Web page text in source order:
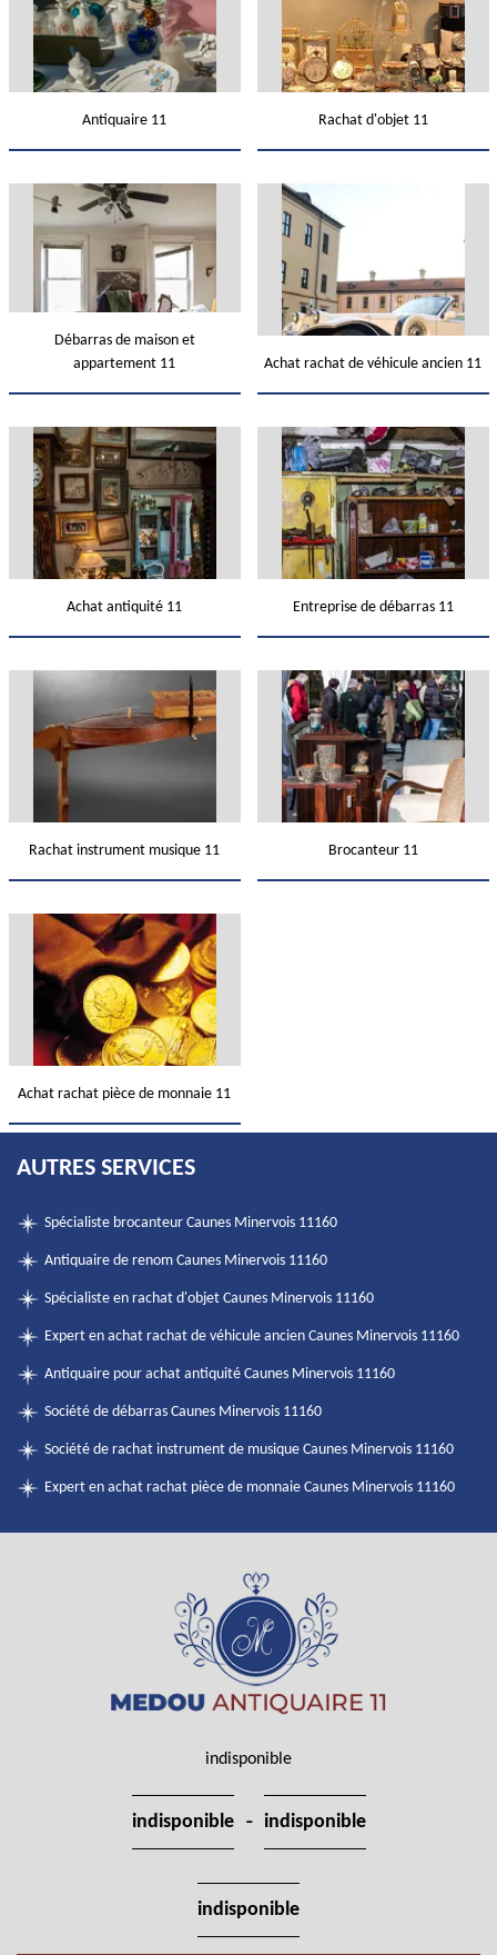
Antiquaire 11 Rachat d'objet 11
Débarras de maison et
appartement 11
Achat rachat de véhicule ancien 11
Achat antiquité 11 Entreprise de débarras 11
Rachat instrument musique 11 Brocanteur 11
Achat rachat pièce de monnaie 11
AUTRES SERVICES
Spécialiste brocanteur Caunes Minervois 11160
Antiquaire de renom Caunes Minervois 11160
Spécialiste en rachat d'objet Caunes Minervois 11160
Expert en achat rachat de véhicule ancien Caunes Minervois 11160
Antiquaire pour achat antiquité Caunes Minervois 11160
Société de débarras Caunes Minervois 11160
Société de rachat instrument de musique Caunes Minervois 11160
Expert en achat rachat pièce de monnaie Caunes Minervois 11160
indisponible
indisponible - indisponible
indisponible